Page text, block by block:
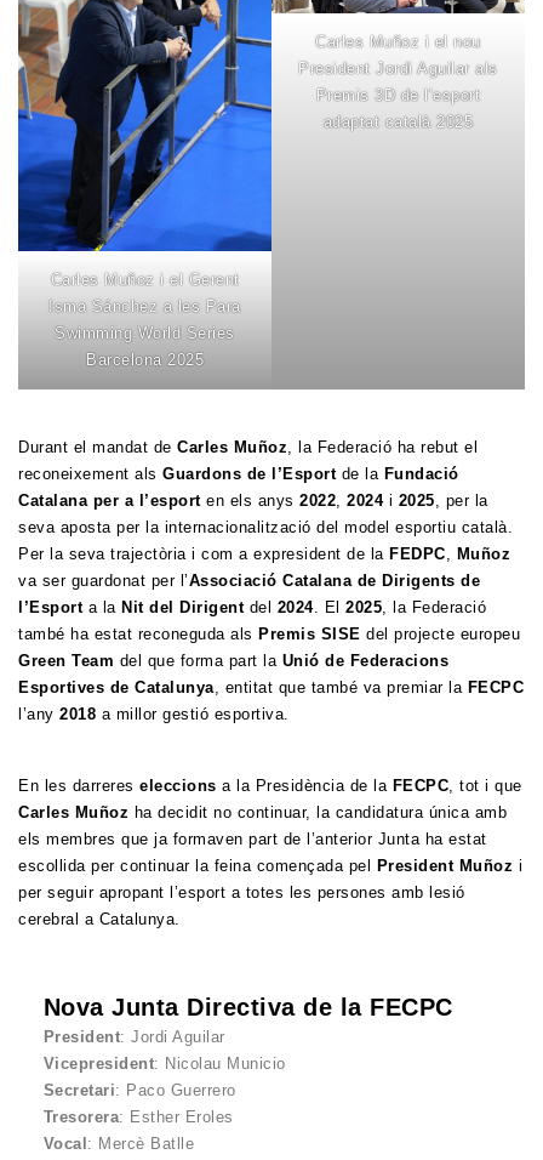
Carles Muñoz i el Gerent
Isma Sánchez a les Para
Swimming World Series
Barcelona 2025
Carles Muñoz i el nou
President Jordi Aguilar als
Premis 3D de l’esport
adaptat català 2025
Durant el mandat de Carles Muñoz, la Federació ha rebut el
reconeixement als Guardons de l’Esportde la Fundació
Catalana per a l’esporten els anys 2022, 2024i 2025, per la
seva aposta per la internacionalització del model esportiu català.
Per la seva trajectòria i com a expresident de la FEDPC, Muñoz
va ser guardonat per l’Associació Catalana de Dirigents de
l’Esporta la Nit del Dirigentdel 2024. El 2025, la Federació
també ha estat reconeguda als Premis SISE del projecte europeu
Green Team del que forma part la Unió de Federacions
Esportives de Catalunya, entitat que també va premiar la FECPC
l’any 2018 a millor gestió esportiva.
En les darreres eleccions a la Presidència de la FECPC, tot i que
Carles Muñoz ha decidit no continuar, la candidatura única amb
els membres que ja formaven part de l’anterior Junta ha estat
escollida per continuar la feina començada pel
President Muñoz i
per seguir apropant l’esport a totes les persones amb lesió
cerebral a Catalunya.
Nova Junta Directiva de la FECPC
President: Jordi Aguilar
Vicepresident: Nicolau Municio
Secretari: Paco Guerrero
Tresorera: Esther Eroles
Vocal : Mercè Batlle